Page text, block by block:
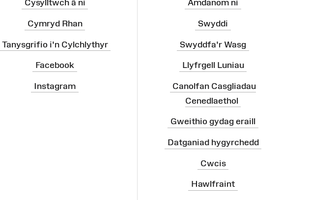
Cysylltwch â ni
Cymryd Rhan
Tanysgrifio i'n Cylchlythyr
Facebook
Instagram
Amdanom ni
Swyddi
Swyddfa'r Wasg
Llyfrgell Luniau
Canolfan Casgliadau
Cenedlaethol
Gweithio gydag eraill
Datganiad hygyrchedd
Cwcis
Hawlfraint